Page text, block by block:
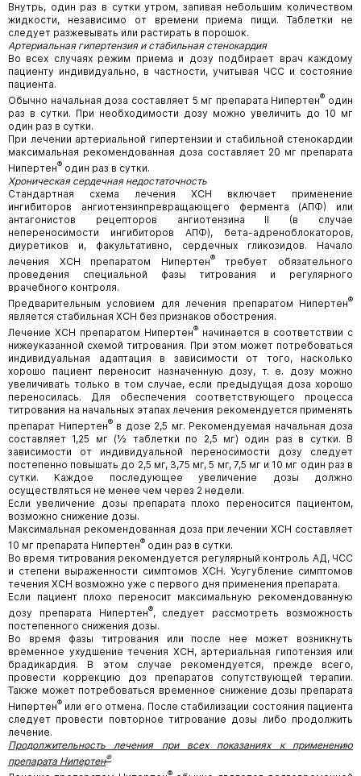
Внутрь, один раз в сутки утром, запивая небольшим количеством
жидкости, независимо от времени приема пищи. Таблетки не
следует разжевывать или растирать в порошок.
Артериальная гипертензия и стабильная стенокардия
Во всех случаях режим приема и дозу подбирает врач каждому
пациенту индивидуально, в частности, учитывая ЧСС и состояние
пациента.
Обычно начальная доза составляет 5 мг препарата Нипертен® один
раз в сутки. При необходимости дозу можно увеличить до 10 мг
один раз в сутки.
При лечении артериальной гипертензии и стабильной стенокардии
максимальная рекомендованная доза составляет 20 мг препарата
Нипертен® один раз в сутки.
Хроническая сердечная недостаточность
Стандартная схема лечения ХСН включает применение
ингибиторов ангиотензинпревращающего фермента (АПФ) или
антагонистов рецепторов ангиотензина II (в случае
непереносимости ингибиторов АПФ), бета-адреноблокаторов,
диуретиков и, факультативно, сердечных гликозидов. Начало
лечения ХСН препаратом Нипертен®требует обязательного
проведения специальной фазы титрования и регулярного
врачебного контроля.
Предварительным условием для лечения препаратом Нипертен®
является стабильная ХСН без признаков обострения.
Лечение ХСН препаратом Нипертен® начинается в соответствии с
нижеуказанной схемой титрования. При этом может потребоваться
индивидуальная адаптация в зависимости от того, насколько
хорошо пациент переносит назначенную дозу, т. е. дозу можно
увеличивать только в том случае, если предыдущая доза хорошо
переносилась. Для обеспечения соответствующего процесса
титрования на начальных этапах лечения рекомендуется применять
препарат Нипертен®в дозе 2,5 мг. Рекомендуемая начальная доза
составляет 1,25 мг (½ таблетки по 2,5 мг) один раз в сутки. В
зависимости от индивидуальной переносимости дозу следует
постепенно повышать до 2,5 мг, 3,75 мг, 5 мг, 7,5 мг и 10 мг один раз в
сутки. Каждое последующее увеличение дозы должно
осуществляться не менее чем через 2 недели.
Если увеличение дозы препарата плохо переносится пациентом,
возможно снижение дозы.
Максимальная рекомендованная доза при лечении ХСН составляет
10 мг препарата Нипертен® один раз в сутки.
Во время титрования рекомендуется регулярный контроль АД, ЧСС
и степени выраженности симптомов ХСН. Усугубление симптомов
течения ХСН возможно уже с первого дня применения препарата.
Если пациент плохо переносит максимальную рекомендованную
дозу препарата Нипертен®, следует рассмотреть возможность
постепенного снижения дозы.
Во время фазы титрования или после нее может возникнуть
временное ухудшение течения ХСН, артериальная гипотензия или
брадикардия. В этом случае рекомендуется, прежде всего,
провести коррекцию доз препаратов сопутствующей терапии.
Также может потребоваться временное снижение дозы препарата
Нипертен® или его отмена. После стабилизации состояния пациента
следует провести повторное титрование дозы либо продолжить
лечение.
Продолжительность лечения при всех показаниях к применению
препарата Нипертен®
®